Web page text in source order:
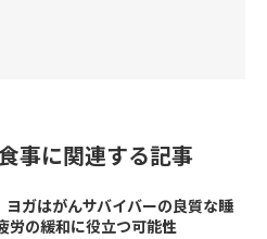
事に関連する記事
ヨガはがんサバイバーの良質な睡
労の緩和に役立つ可能性